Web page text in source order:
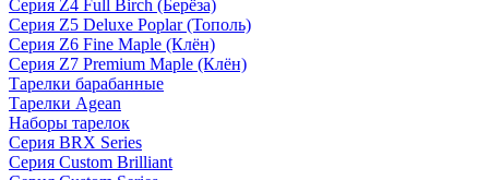
Серия Z4 Full Birch (Берёза)
Серия Z5 Deluxe Poplar (Тополь)
Серия Z6 Fine Maple (Клён)
Серия Z7 Premium Maple (Клён)
Тарелки барабанные
Тарелки Agean
Наборы тарелок
Серия BRX Series
Серия Custom Brilliant